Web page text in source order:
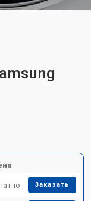
Заказать